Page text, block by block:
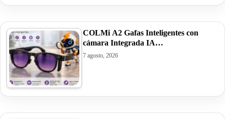
COLMi A2 Gafas Inteligentes con
cámara Integrada IA…
7 agosto, 2026